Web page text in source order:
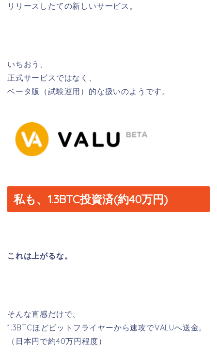
リリースしたての新しいサービス。
いちおう、
正式サービスではなく、
ベータ版（試験運用）的な扱いのようです。
私も、1.3BTC投資済(約40万円)
これは上がるな。
そんな直感だけで、
1.3BTCほどビットフライヤーから速攻でVALUへ送金。
（日本円で約40万円程度）